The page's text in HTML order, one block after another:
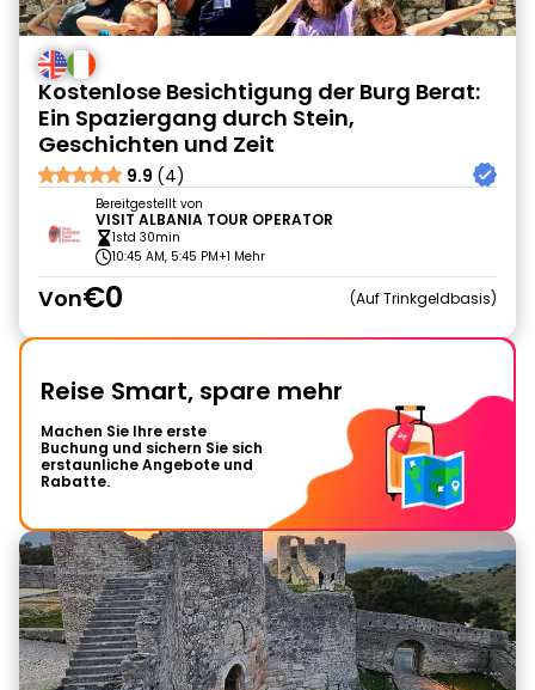
Kostenlose Besichtigung der Burg Berat:
Ein Spaziergang durch Stein,
Geschichten und Zeit
9.9 (4)
Bereitgestellt von
VISIT ALBANIA TOUR OPERATOR
1std 30min
10:45 AM, 5:45 PM+1 Mehr
Von€0 Auf Trinkgeldbasis
Reise Smart, spare mehr
Machen Sie Ihre erste
Buchung und sichern Sie sich
erstaunliche Angebote und
Rabatte.